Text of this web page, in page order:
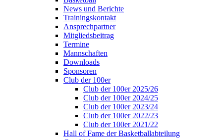
News und Berichte
Trainingskontakt
Ansprechpartner
Mitgliedsbeitrag
Termine
Mannschaften
Downloads
Sponsoren
Club der 100er
Club der 100er 2025/26
Club der 100er 2024/25
Club der 100er 2023/24
Club der 100er 2022/23
Club der 100er 2021/22
Hall of Fame der Basketballabteilung